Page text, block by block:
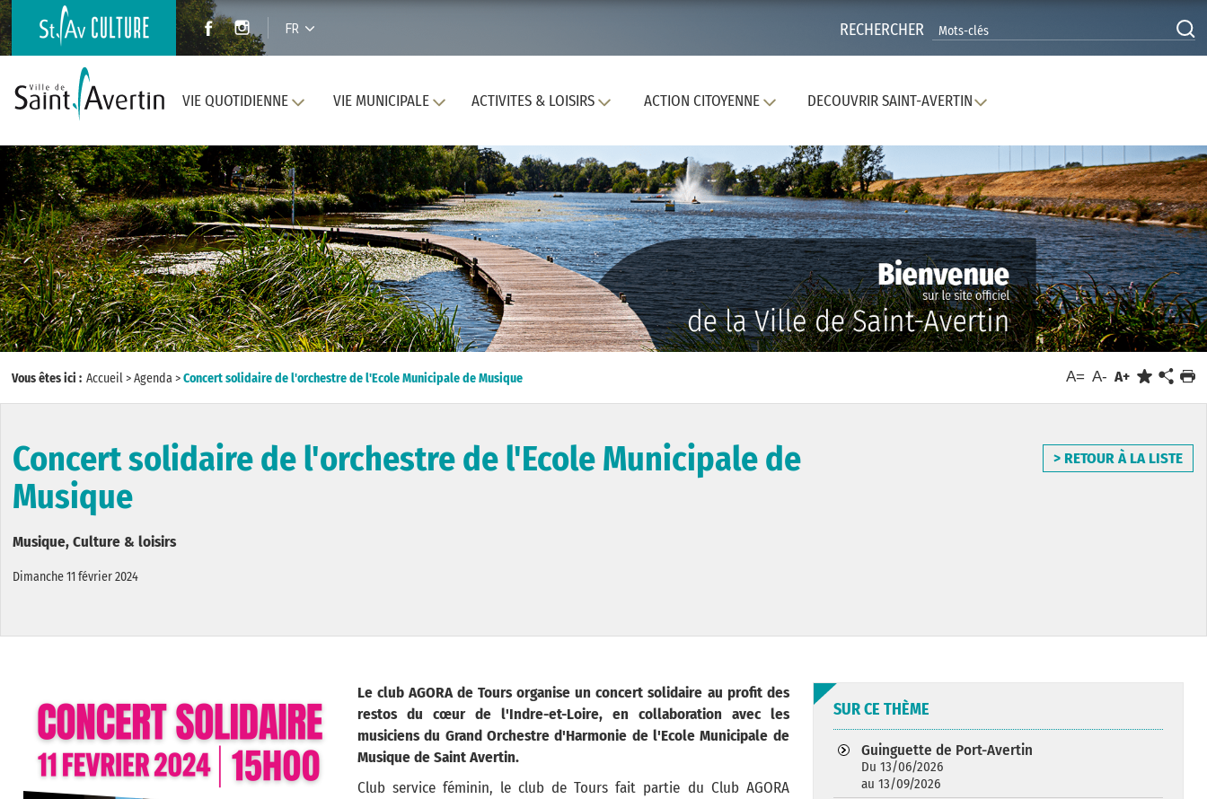
FR RECHERCHER
VIE QUOTIDIENNE VIE MUNICIPALE ACTIVITES & LOISIRS ACTION CITOYENNE DECOUVRIR SAINT-AVERTIN
Vous êtes ici : Accueil>Agenda>Concert solidaire de l'orchestre de l'Ecole Municipale de Musique A= A- A+
Concert solidaire de l'orchestre de l'Ecole Municipale de
Musique
> RETOUR À LA LISTE
Musique, Culture & loisirs
Dimanche 11 février 2024
Le club AGORA de Tours organise un concert solidaire au profit des
restos du cœur de l'Indre-et-Loire, en collaboration avec les
musiciens du Grand Orchestre d'Harmonie de l'Ecole Municipale de
Musique de Saint Avertin.
Club service féminin, le club de Tours fait partie du Club AGORA
SUR CE THÈME
Guinguette de Port-Avertin
Du 13/06/2026
au 13/09/2026